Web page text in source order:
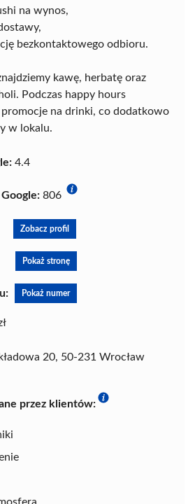
na wynos,
bezkontaktowego odbioru.
kawę, herbatę oraz
Podczas happy hours
na drinki, co dodatkowo
w lokalu.
4.4
806
Zobacz profil
Pokaż stronę
Pokaż numer
20, 50-231 Wrocław
przez klientów: